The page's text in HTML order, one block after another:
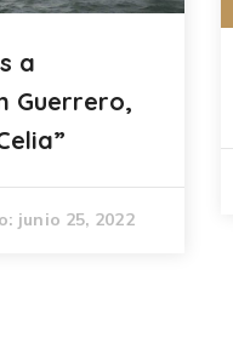
a
Guerrero,
junio 25, 2022